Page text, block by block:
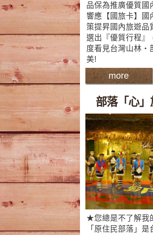
品保為推廣優質國
響應【國旅卡】國
策提昇國內旅遊品
選出『優質行程』
度看見台灣山林‧
美!
more
部落「心」
★您總是不了解我
「原住民部落」是